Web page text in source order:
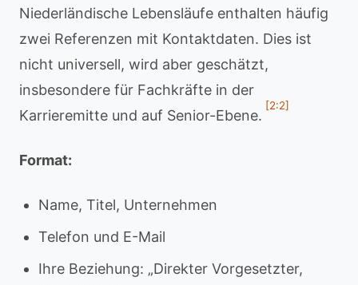
Niederländische Lebensläufe enthalten häufig
zwei Referenzen mit Kontaktdaten. Dies ist
nicht universell, wird aber geschätzt,
insbesondere für Fachkräfte in der
Karrieremitte und auf Senior-Ebene.
[2:2]
Format:
Name, Titel, Unternehmen
Telefon und E-Mail
Ihre Beziehung: „Direkter Vorgesetzter,